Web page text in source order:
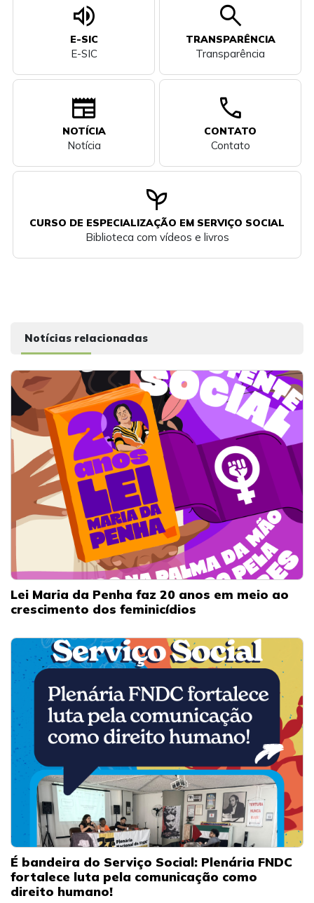
volume_up
E-SIC
E-SIC
search
TRANSPARÊNCIA
Transparência
newspaper
NOTÍCIA
Notícia
call
CONTATO
Contato
psychiatry
CURSO DE ESPECIALIZAÇÃO EM SERVIÇO SOCIAL
Biblioteca com vídeos e livros
Notícias relacionadas
Lei Maria da Penha faz 20 anos em meio ao
crescimento dos feminicídios
É bandeira do Serviço Social: Plenária FNDC
fortalece luta pela comunicação como
direito humano!